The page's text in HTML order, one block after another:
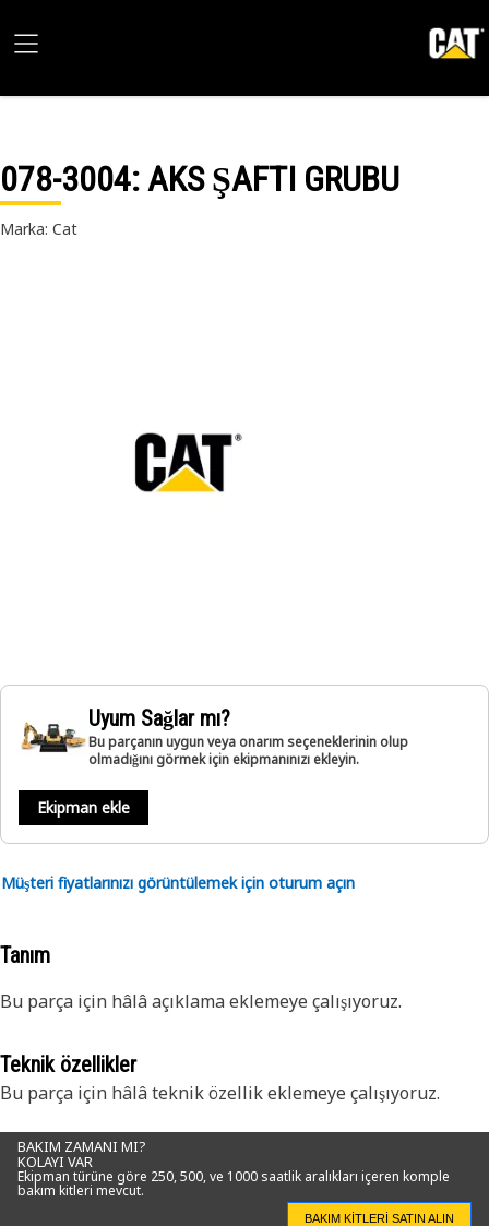
078-3004: AKS ŞAFTI GRUBU
Marka: Cat
Uyum Sağlar mı?
Bu parçanın uygun veya onarım seçeneklerinin olup
olmadığını görmek için ekipmanınızı ekleyin.
Ekipman ekle
Müşteri fiyatlarınızı görüntülemek için oturum açın
Tanım
Bu parça için hâlâ açıklama eklemeye çalışıyoruz.
Teknik özellikler
Bu parça için hâlâ teknik özellik eklemeye çalışıyoruz.
BAKIM ZAMANI MI?
KOLAYI VAR
Ekipman türüne göre 250, 500, ve 1000 saatlik aralıkları içeren komple
bakım kitleri mevcut.
BAKIM KITLERI SATIN ALIN